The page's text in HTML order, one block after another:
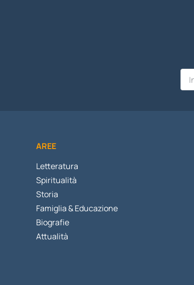
AREE
Letteratura
Spiritualità
Storia
Famiglia & Educazione
Biografie
Attualità